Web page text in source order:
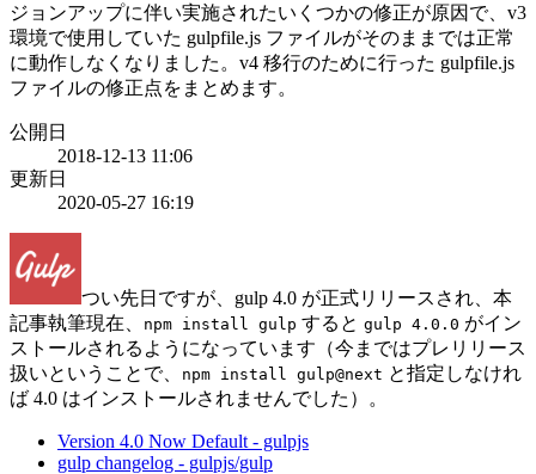
ジョンアップに伴い実施されたいくつかの修正が原因で、v3
環境で使用していた gulpfile.js ファイルがそのままでは正常
に動作しなくなりました。v4 移行のために行った gulpfile.js
ファイルの修正点をまとめます。
公開日
2018-12-13 11:06
更新日
2020-05-27 16:19
つい先日ですが、gulp 4.0 が正式リリースされ、本
記事執筆現在、
npm install gulp すると gulp 4.0.0 がイン
ストールされるようになっています（今まではプレリリース
扱いということで、
npm install gulp@next と指定しなけれ
ば 4.0 はインストールされませんでした）。
Version 4.0 Now Default - gulpjs
gulp changelog - gulpjs/gulp